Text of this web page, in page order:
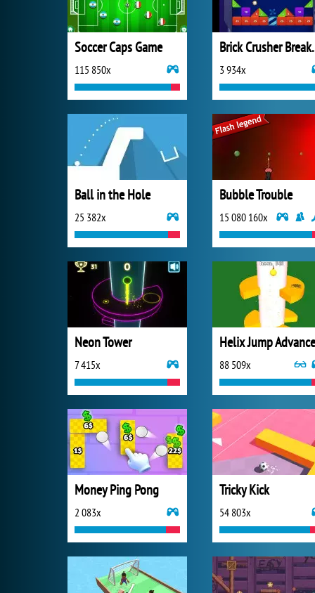
Soccer Caps Game
115 850x
Brick
3 934x
Ball in the Hole
25 382x
Bubble Trouble
15 080 160x
Neon Tower
7 415x
Helix Jump
88 509x
Money Ping Pong
2 083x
Tricky Kick
54 803x